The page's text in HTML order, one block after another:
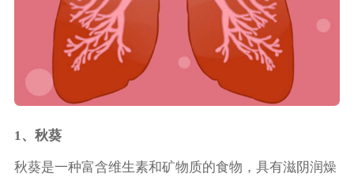
1、秋葵
秋葵是一种富含维生素和矿物质的食物，具有滋阴润燥